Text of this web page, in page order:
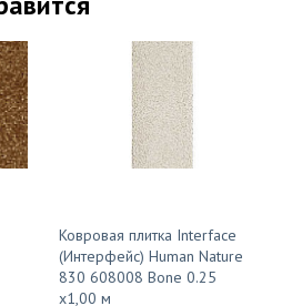
Ковровая плитка Interface
(Интерфейс) Human Nature
830 608008 Bone 0.25
x1,00 м